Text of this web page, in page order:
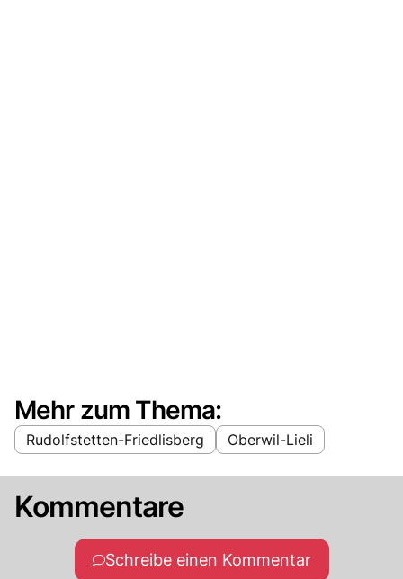
Mehr zum Thema:
Rudolfstetten-Friedlisberg Oberwil-Lieli
Kommentare
Schreibe einen Kommentar